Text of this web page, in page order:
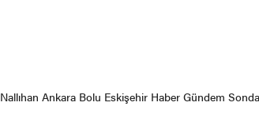
Nallıhan Ankara Bolu Eskişehir Haber Gündem